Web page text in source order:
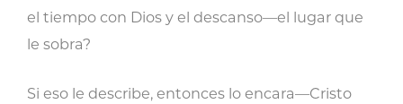
el tiempo con Dios y el descanso—el lugar que
le sobra?
Si eso le describe, entonces lo encara—Cristo